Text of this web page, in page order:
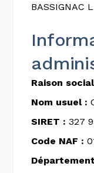
BASSIGNAC
Raison
Nom usuel :
SIRET : 327
Code NAF :